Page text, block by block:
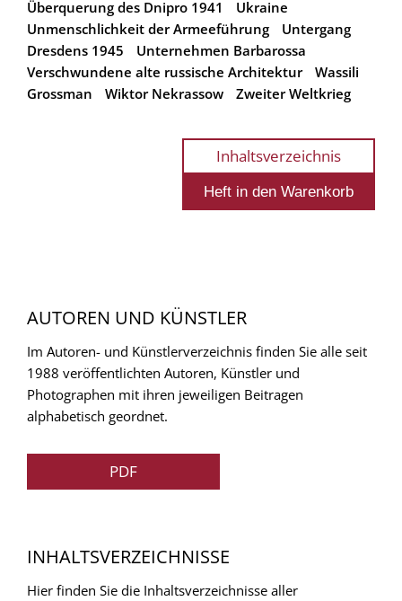
Überquerung des Dnipro 1941
Ukraine
Unmenschlichkeit der Armeeführung
Untergang
Dresdens 1945
Unternehmen Barbarossa
Verschwundene alte russische Architektur
Wassili
Grossman
Wiktor Nekrassow Zweiter Weltkrieg
Inhaltsverzeichnis
AUTOREN UND KÜNSTLER
Im Autoren- und Künstlerverzeichnis finden Sie alle seit
1988 veröffentlichten Autoren, Künstler und
Photographen mit ihren jeweiligen Beitragen
alphabetisch geordnet.
PDF
INHALTSVERZEICHNISSE
Hier finden Sie die Inhaltsverzeichnisse aller